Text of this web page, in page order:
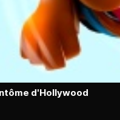
d'Hollywood